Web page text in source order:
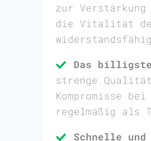
zur
die Vitalität des
Das billigste
strenge
Kompromisse
regelmäßig als
Schnelle